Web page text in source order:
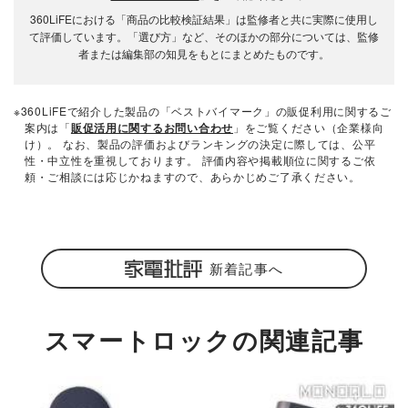
360LiFEにおける「商品の比較検証結果」は監修者と共に実際に使用し
て評価しています。「選び方」など、そのほかの部分については、監修
者または編集部の知見をもとにまとめたものです。
※360LiFEで紹介した製品の「ベストバイマーク」の販促利用に関するご
案内は「販促活用に関するお問い合わせ 」をご覧ください（企業様向
け）。 なお、製品の評価およびランキングの決定に際しては、公平
性・中立性を重視しております。 評価内容や掲載順位に関するご依
頼・ご相談には応じかねますので、あらかじめご了承ください。
新着記事へ
スマートロックの関連記事